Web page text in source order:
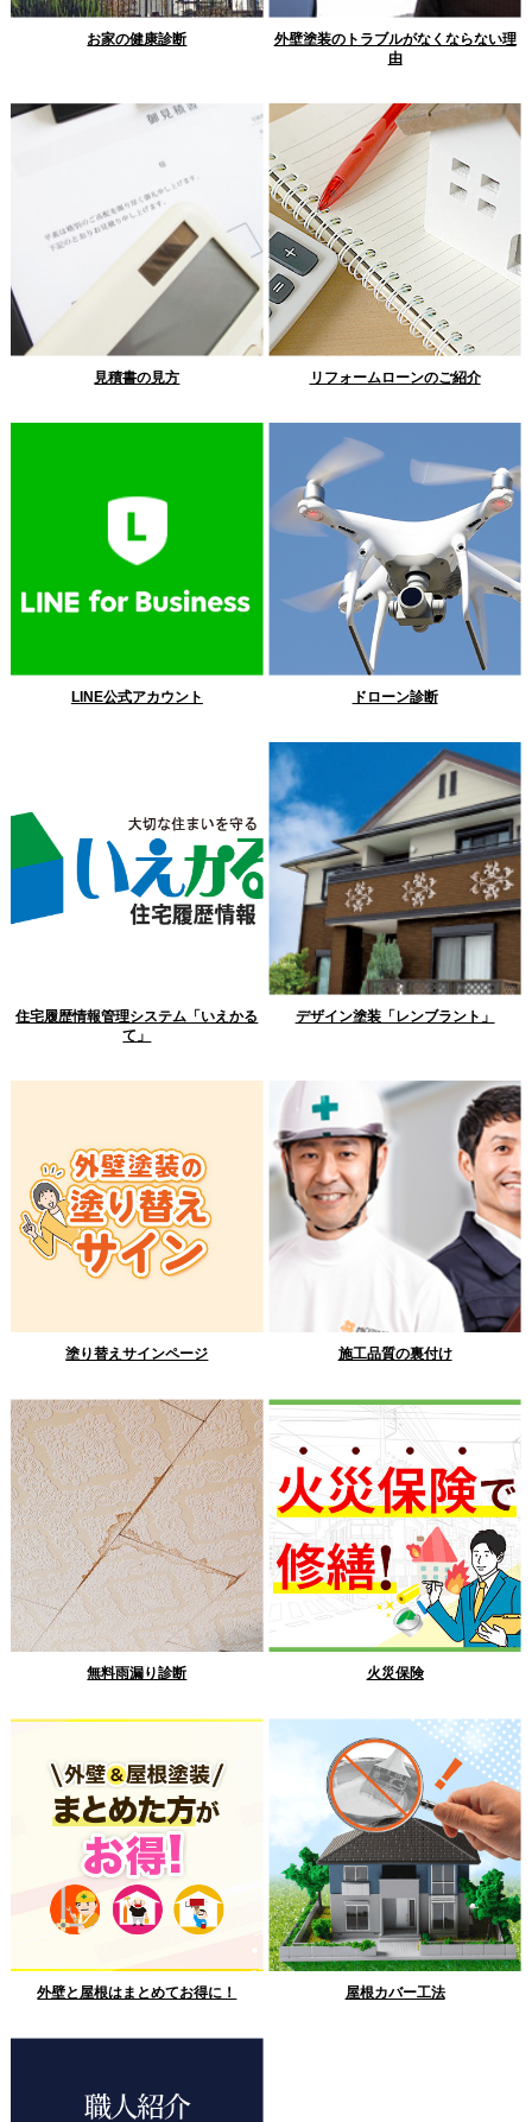
お家の健康診断
外壁塗装のトラブルがなくならない理
由
見積書の見方 リフォームローンのご紹介
LINE公式アカウント ドローン診断
住宅履歴情報管理システム「いえかる
て」
デザイン塗装「レンブラント」
塗り替えサインページ 施工品質の裏付け
無料雨漏り診断 火災保険
外壁と屋根はまとめてお得に！ 屋根カバー工法